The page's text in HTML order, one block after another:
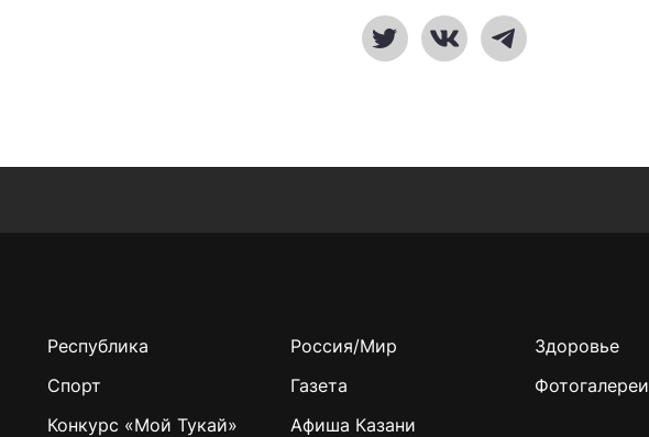
Республика Россия/Мир
Здоровье
Спорт Газета
Фотогалереи
Конкурс «Мой Тукай» Афиша Казани